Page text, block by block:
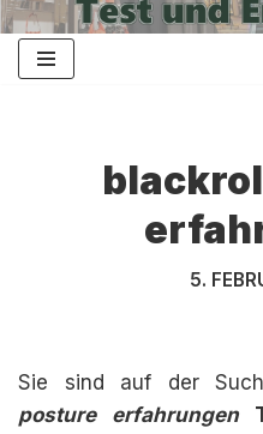
Zum
5.
Sie sind auf der
posture erfahrungen